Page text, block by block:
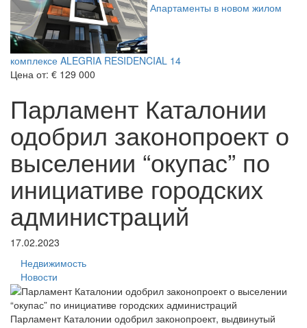
Апартаменты в новом жилом
комплексе ALEGRIA RESIDENCIAL 14
Цена от: € 129 000
Парламент Каталонии
одобрил законопроект о
выселении “окупас” по
инициативе городских
администраций
17.02.2023
Недвижимость
Новости
Парламент Каталонии одобрил законопроект, выдвинутый